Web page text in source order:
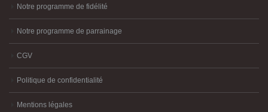
Notre programme de fidélité
Notre programme de parrainage
CGV
Politique de confidentialité
Mentions légales